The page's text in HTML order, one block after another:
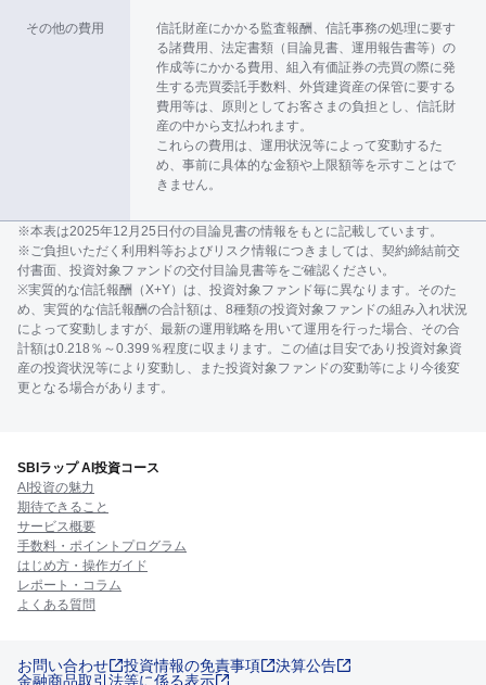
その他の費用
信託財産にかかる監査報酬、信託事務の処理に要す
る諸費用、法定書類（目論見書、運用報告書等）の
作成等にかかる費用、組入有価証券の売買の際に発
生する売買委託手数料、外貨建資産の保管に要する
費用等は、原則としてお客さまの負担とし、信託財
産の中から支払われます。
これらの費用は、運用状況等によって変動するた
め、事前に具体的な金額や上限額等を示すことはで
きません。
※本表は2025年12月25日付の目論見書の情報をもとに記載しています。
※ご負担いただく利用料等およびリスク情報につきましては、契約締結前交
付書面、投資対象ファンドの交付目論見書等をご確認ください。
※実質的な信託報酬（X+Y）は、投資対象ファンド毎に異なります。そのた
め、実質的な信託報酬の合計額は、8種類の投資対象ファンドの組み入れ状況
によって変動しますが、最新の運用戦略を用いて運用を行った場合、その合
計額は0.218％～0.399％程度に収まります。この値は目安であり投資対象資
産の投資状況等により変動し、また投資対象ファンドの変動等により今後変
更となる場合があります。
SBIラップ AI投資コース
AI投資の魅力
期待できること
サービス概要
手数料・ポイントプログラム
はじめ方・操作ガイド
レポート・コラム
よくある質問
お問い合わせ 投資情報の免責事項
決算公告
金融商品取引法等に係る表示